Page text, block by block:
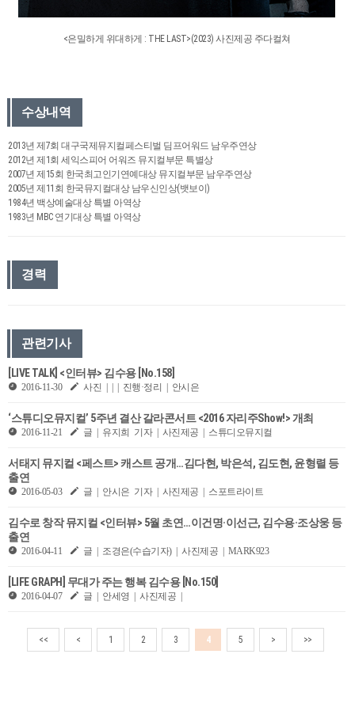
<은밀하게 위대하게 : THE LAST>(2023) 사진제공 주다컬쳐
수상내역
2013년 제7회 대구국제뮤지컬페스티벌 딤프어워드 남우주연상
2012년 제1회 세익스피어 어워즈 뮤지컬부문 특별상
2007년 제15회 한국최고인기연예대상 뮤지컬부문 남우주연상
2005년 제11회 한국뮤지컬대상 남우신인상(뱃보이)
1984년 백상예술대상 특별 아역상
1983년 MBC 연기대상 특별 아역상
경력
관련기사
[LIVE TALK] <인터뷰> 김수용 [No.158]
2016-11-30 사진 | | | 진행·정리 | 안시은
‘스튜디오뮤지컬’ 5주년 결산 갈라콘서트 <2016 자리주Show!> 개최
2016-11-21 글 | 유지희 기자 | 사진제공 | 스튜디오뮤지컬
서태지 뮤지컬 <페스트> 캐스트 공개…김다현, 박은석, 김도현, 윤형렬 등
출연
2016-05-03 글 | 안시은 기자 | 사진제공 | 스포트라이트
김수로 창작 뮤지컬 <인터뷰> 5월 초연…이건명·이선근, 김수용·조상웅 등
출연
2016-04-11 글 | 조경은(수습기자) | 사진제공 | MARK923
[LIFE GRAPH] 무대가 주는 행복 김수용 [No.150]
2016-04-07 글 | 안세영 | 사진제공 |
<< < 1 2 3 4 5 > >>